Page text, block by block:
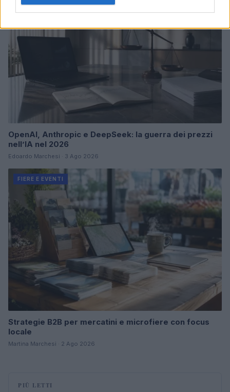
OpenAI, Anthropic e DeepSeek: la guerra dei prezzi
nell’IA nel 2026
Edoardo Marchesi · 3 Ago 2026
FIERE E EVENTI
Strategie B2B per mercatini e microfiere con focus
locale
Martina Marchesi · 2 Ago 2026
PIÙ LETTI